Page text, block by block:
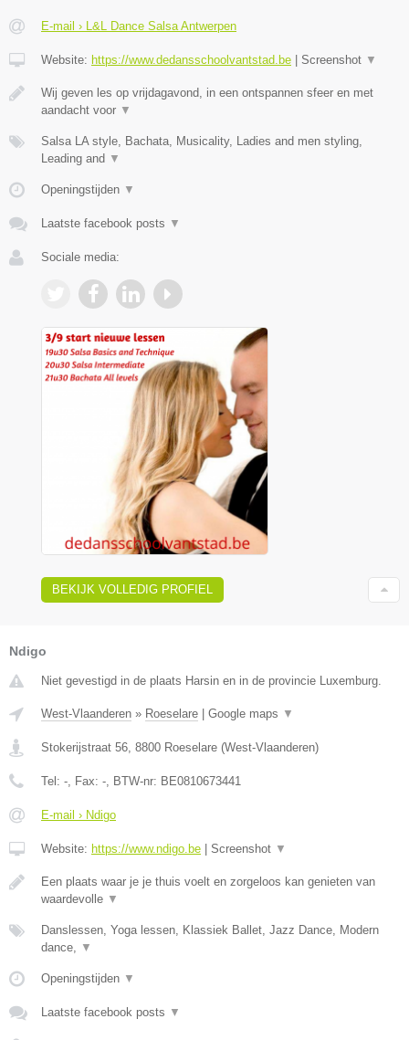
E-mail › L&L Dance Salsa Antwerpen
Website: https://www.dedansschoolvantstad.be | Screenshot ▼
Wij geven les op vrijdagavond, in een ontspannen sfeer en met
aandacht voor ▼
Salsa LA style, Bachata, Musicality, Ladies and men styling,
Leading and ▼
Openingstijden ▼
Laatste facebook posts ▼
Sociale media:
BEKIJK VOLLEDIG PROFIEL
Ndigo
Niet gevestigd in de plaats Harsin en in de provincie Luxemburg.
West-Vlaanderen » Roeselare | Google maps ▼
Stokerijstraat 56 8800 Roeselare (West-Vlaanderen)
Tel: - , Fax: - , BTW-nr: BE0810673441
E-mail › Ndigo
Website: https://www.ndigo.be | Screenshot ▼
Een plaats waar je je thuis voelt en zorgeloos kan genieten van
waardevolle ▼
Danslessen, Yoga lessen, Klassiek Ballet, Jazz Dance, Modern
dance,
▼
Openingstijden ▼
Laatste facebook posts ▼